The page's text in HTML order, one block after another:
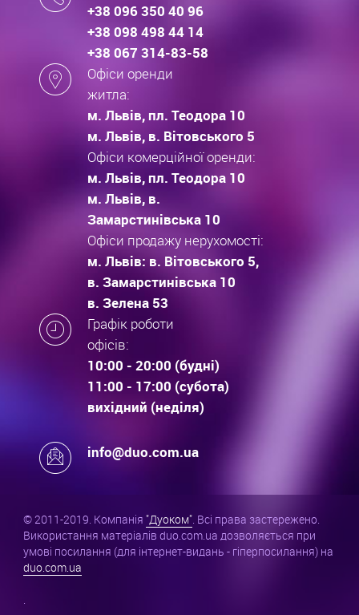
+38 096 350 40 96
+38 098 498 44 14
+38 067 314-83-58
Офіси оренди
житла:
м. Львів, пл. Теодора 10
м. Львів, в. Вітовського 5
Офіси комерційної оренди:
м. Львів, пл. Теодора 10
м. Львів, в.
Замарстинівська 10
Офіси продажу нерухомості:
м. Львів: в. Вітовського 5,
в. Замарстинівська 10
в. Зелена 53
Графік роботи
офісів:
10:00 - 20:00 (будні)
11:00 - 17:00 (субота)
вихідний (неділя)
info@duo.com.ua
© 2011-2019. Компанія "Дуоком". Всі права застережено.
Використання матеріалів duo.com.ua дозволяється при
умові посилання (для інтернет-видань - гіперпосилання) на
duo.com.ua
.